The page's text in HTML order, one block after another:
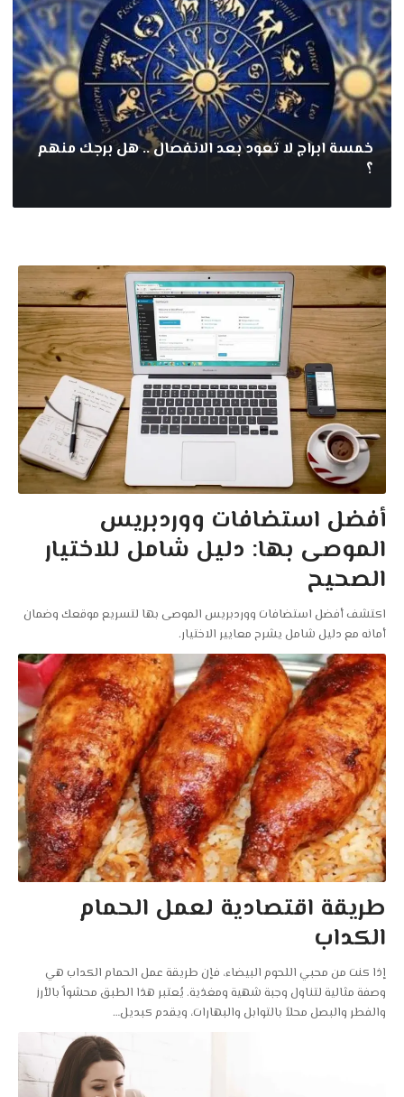
خمسة ابراج لا تعود بعد الانفصال .. هل برجك منهم
؟
أفضل استضافات ووردبريس
الموصى بها: دليل شامل للاختيار
الصحيح
اكتشف أفضل استضافات ووردبريس الموصى بها لتسريع موقعك وضمان
أمانه مع دليل شامل يشرح معايير الاختيار.
طريقة اقتصادية لعمل الحمام
الكداب
إذا كنت من محبي اللحوم البيضاء، فإن طريقة عمل الحمام الكداب هي
وصفة مثالية لتناول وجبة شهية ومغذية. يُعتبر هذا الطبق محشواً بالأرز
والفطر والبصل محلاً بالتوابل والبهارات، ويقدم كبديل…